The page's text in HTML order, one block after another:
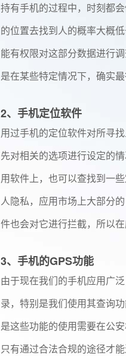
持有手机的过程中，时刻都
的位置去找到人的概率大概
能有权限对这部分数据进行
是在某些特定情况下，确实
2、手机定位软件
用过手机的定位软件对所寻
先对相关的选项进行设定的
用软件上，也可以查找到一
人隐私，应用市场上大部分
件也会对它进行拦截，所以
3、手机的GPS功能
由于现在我们的手机应用广
录，特别是我们使用其查询
是这些功能的使用需要在公
只有通过合法合规的途径才